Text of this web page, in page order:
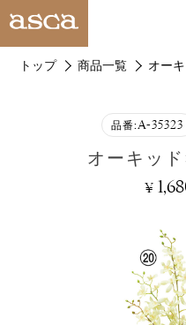
トップ 商品一覧 オー
品番:A-35323
オーキッ
¥